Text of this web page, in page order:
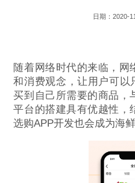
日期：2020-
随着网络时代的来临，网
和消费观念，让用户可以
买到自己所需要的商品，
平台的搭建具有优越性，
选购APP开发也会成为海